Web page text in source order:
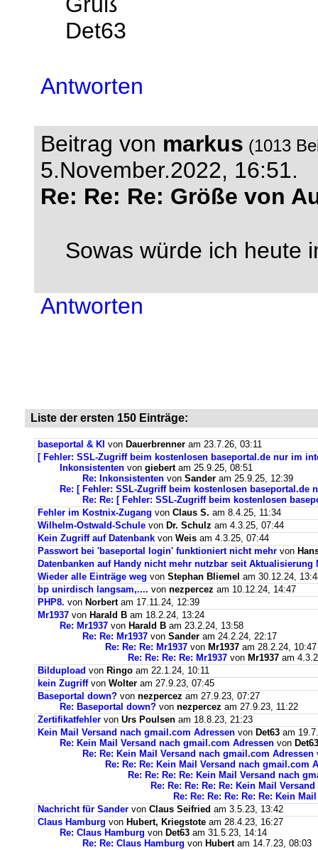
Det63
Antworten
Beitrag von markus (1013
5.November.2022, 16:51.
Re: Re: Re: Größe von
Sowas würde ich heute
Antworten
Liste der ersten 150 Einträge:
baseportal & KI von Dauerbrenner am 23.7.26, 03:11
[ Fehler: SSL-Zugriff beim kostenlosen baseportal.de nur im
Inkonsistenten von giebertam 25.9.25, 08:51
Re: Inkonsistenten von Sander am 25.9.25, 12:39
Re: [ Fehler: SSL-Zugriff beim kostenlosen baseportal.de
Re: Re: [ Fehler: SSL-Zugriff beim kostenlosen
Fehler im Kostnix-Zugang von Claus S. am 8.4.25, 11:34
Wilhelm-Ostwald-Schule von Dr. Schulz am 4.3.25, 07:44
Kein Zugriff auf Datenbank von Weis am 4.3.25, 07:44
Passwort bei 'baseportal login' funktioniert nicht mehr von
Datenbanken auf Handy nicht mehr nutzbar seit Aktualisierung
Wieder alle Einträge weg von Stephan Bliemel am 30.12.24,
bp unirdisch langsam,.... von nezpercez am 10.12.24, 14:47
PHP8. von Norbertam 17.11.24, 12:39
Mr1937 von Harald B am 18.2.24, 13:24
Re: Mr1937 von Harald B am 23.2.24, 13:58
Re: Re: Mr1937 von Sander am 24.2.24, 22:17
Re: Re: Re: Mr1937 von Mr1937 am 28.2.24, 10:47
Re: Re: Re: Re: Mr1937 von Mr1937 am
Bildupload von Ringo am 22.1.24, 10:11
kein Zugriffvon Wolter am 27.9.23, 07:45
Baseportal down? von nezpercez am 27.9.23, 07:27
Re: Baseportal down? von nezpercez am 27.9.23, 11:22
Zertifikatfehler von Urs Poulsen am 18.8.23, 21:23
Kein Mail Versand nach gmail.com Adressen von Det63 am
Re: Kein Mail Versand nach gmail.com Adressen von Det63
Re: Re: Kein Mail Versand nach gmail.com Adressen
Re: Re: Re: Kein Mail Versand nach gmail.com
Re: Re: Re: Re: Kein Mail Versand nach
Re: Re: Re: Re: Re: Kein Mail
Re: Re: Re: Re: Re: Re: Kein
Nachricht für Sander von Claus Seifried am 3.5.23, 13:42
Claus Hamburg von Hubert, Kriegstote am 28.4.23, 16:27
Re: Claus Hamburg von Det63 am 31.5.23, 14:14
Re: Re: Claus Hamburg von Hubertam 14.7.23, 08:03